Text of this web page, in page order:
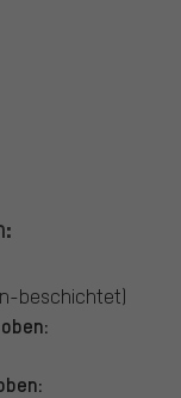
beschichtet)